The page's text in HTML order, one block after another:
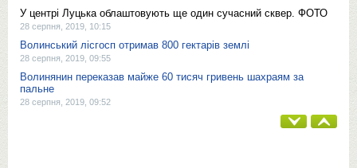
У центрі Луцька облаштовують ще один сучасний сквер. ФОТО
28 серпня, 2019, 10:15
Волинський лісгосп отримав 800 гектарів землі
28 серпня, 2019, 09:55
Волинянин переказав майже 60 тисяч гривень шахраям за
пальне
28 серпня, 2019, 09:52